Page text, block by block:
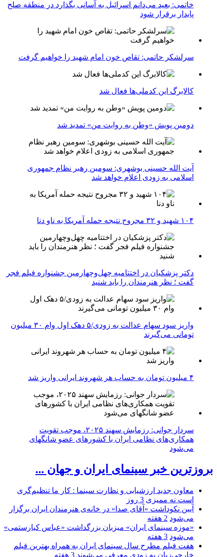
خاتمی: بعید می‌دانم اسرائیل به آسانی بگذارد در منطقه صلح
پایدار برقرار شود
سرلشکر حاتمی: تقاص خون امام شهید را خواهیم گرفت
کالابرگ این کدملی‌ها فعال شد
دومین پویش «وطن به روایت من» تمدید شد
آیت الله حسینی بوشهری: سومین رهبر نظام جمهوری
اسلامی به زودی اعلام خواهد شد
۱۰۴ شهید و ۳۲ مجروح نتیجه حمله آمریکا به ناو دنا
دکتر پزشکیان در اختتامیه چهل‌وچهارمین جشنواره فیلم فجر
گفت ؛ نظر هنرمندان را باید شنید
واریز سود سهام عدالت به زودی/۵ دهک اول وام ۳۰ میلیون
تومانی می‌گیرند
۴ میلیون تومان به حساب هر شهروند ایرانی واریز شد
سردار جوانی: رزمایش سهند ۲۰۲۵، موجب تقویت
همکاری‌های نظامی ایران با کشور‌های عضو شانگهای
می‌شود
بروزترین خبر سینمای ایران و جهان ...
معاون جدید ارزشیابی و نظارت سینما : کار ما تنظیم‌گری
است نه ممیزی 3 روز
آیین نکوداشت «آقای صدا» در خانه‌ی هنرمندان ایران برگزار
می‌شود 2 هفته
«موزه سینمای ایران» میزبان بزرگداشت «عباس کیارستمی»
می‌شود 3 هفته
هفت فیلم مطرح سال سینمای ایران به همراه بهترین فیلم
خارجی‌زبان به زودی معرفی می‌شوند 3 هفته